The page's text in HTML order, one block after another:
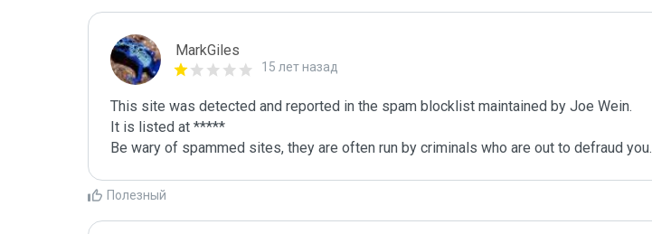
MarkGiles
15 лет назад
This site was detected and reported in the spam blocklist maintained by Joe Wein.
It is listed at *****
Be wary of spammed sites, they are often run by criminals who are out to defraud you.
Полезный